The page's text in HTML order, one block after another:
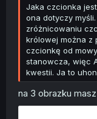
Jaka czcionka
ona dotyczy
zróżnicowaniu
królowej można z
czcionkę od
stanowcza, więc
kwestii. Ja to
na 3 obrazku